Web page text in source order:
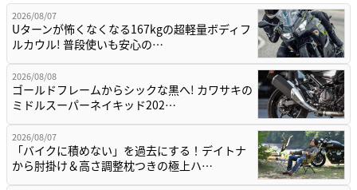
2026/08/07
Uターンが怖くなくなる167kgの超軽量ボディフ
ルカウル! 普段使いも安心の…
2026/08/08
ゴールドフレームからシックな黒へ! カワサキの
ミドルスーパーネイキッド202…
2026/08/07
「バイクに積めない」を過去にする！デイトナ
から肘掛け＆高さ調整枕つきの極上ハ…